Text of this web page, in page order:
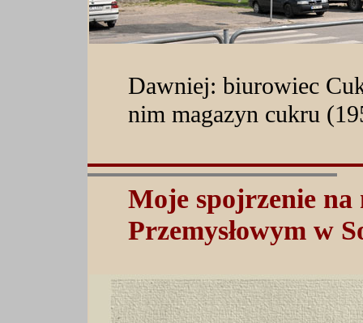
Dawniej: biurowiec
nim magazyn cukru
Moje spojrzenie
Przemysłowym w